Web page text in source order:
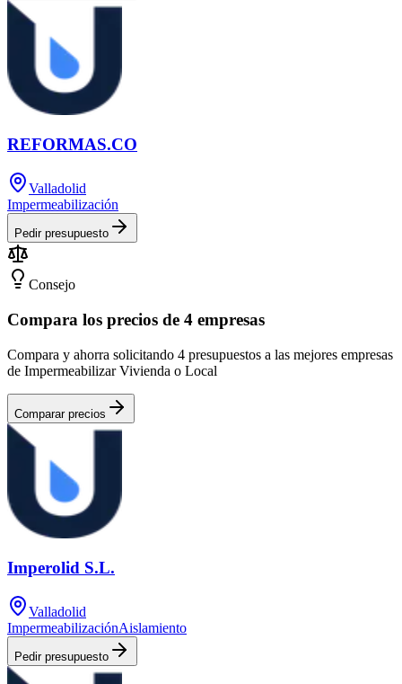
REFORMAS.CO
Valladolid
Impermeabilización
Pedir presupuesto
Consejo
Compara los precios de 4 empresas
Compara y ahorra solicitando 4 presupuestos a las mejores empresas
de Impermeabilizar Vivienda o Local
Comparar precios
Imperolid S.L.
Valladolid
ImpermeabilizaciónAislamiento
Pedir presupuesto